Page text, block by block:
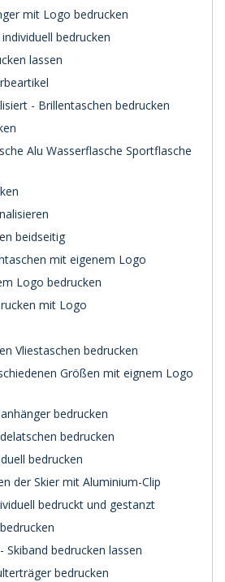
mit Logo bedrucken
bedrucken
lassen
- Brillentaschen bedrucken
Alu Wasserflasche Sportflasche
beidseitig
mit eigenem Logo
Logo bedrucken
mit Logo
Vliestaschen bedrucken
Größen mit eignem Logo
bedrucken
bedrucken
bedrucken
der Skier mit Aluminium-Clip
bedruckt und gestanzt
Skiband bedrucken lassen
bedrucken